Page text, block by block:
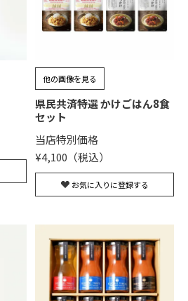
他の画像を見る
県民共済特選 かけごはん8食
セット
当店特別価格
¥4,100
お気に入りに登録する